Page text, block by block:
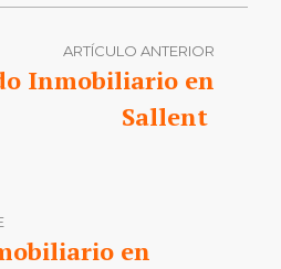
ARTÍCULO ANTERIOR
Inmobiliario en
Sallent
en